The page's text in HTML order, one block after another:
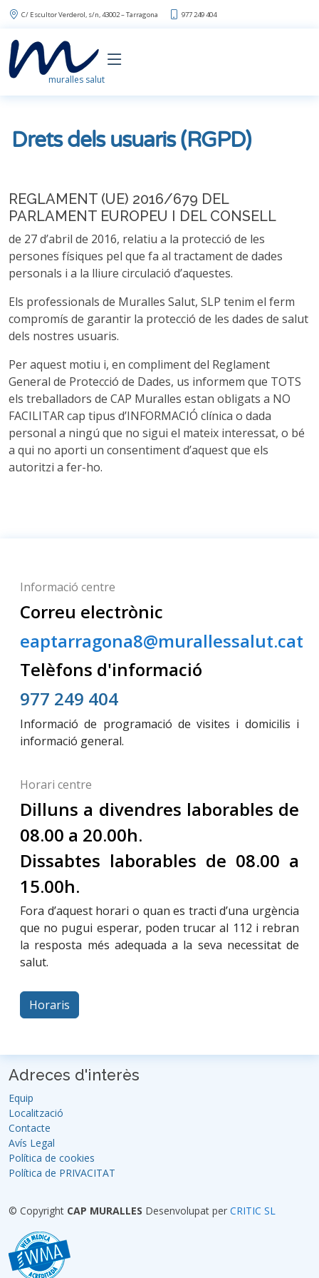
C/ Escultor Verderol, s/n, 43002 – Tarragona 977 249 404
muralles salut
Drets dels usuaris (RGPD)
REGLAMENT (UE) 2016/679 DEL
PARLAMENT EUROPEU I DEL CONSELL
de 27 d’abril de 2016, relatiu a la protecció de les
persones físiques pel que fa al tractament de dades
personals i a la lliure circulació d’aquestes.
Els professionals de Muralles Salut, SLP tenim el ferm
compromís de garantir la protecció de les dades de salut
dels nostres usuaris.
Per aquest motiu i, en compliment del Reglament
General de Protecció de Dades, us informem que TOTS
els treballadors de CAP Muralles estan obligats a NO
FACILITAR cap tipus d’INFORMACIÓ clínica o dada
personal a ningú que no sigui el mateix interessat, o bé
a qui no aporti un consentiment d’aquest que els
autoritzi a fer-ho.
Informació centre
Correu electrònic
eaptarragona8@murallessalut.cat
Telèfons d'informació
977 249 404
Informació de programació de visites i domicilis i
informació general.
Horari centre
Dilluns a divendres laborables de
08.00 a 20.00h.
Dissabtes laborables de 08.00 a
15.00h.
Fora d’aquest horari o quan es tracti d’una urgència
que no pugui esperar, poden trucar al 112 i rebran
la resposta més adequada a la seva necessitat de
salut.
Horaris
Adreces d'interès
Equip
Localització
Contacte
Avís Legal
Política de cookies
Política de PRIVACITAT
© Copyright CAP MURALLES Desenvolupat per CRITIC SL